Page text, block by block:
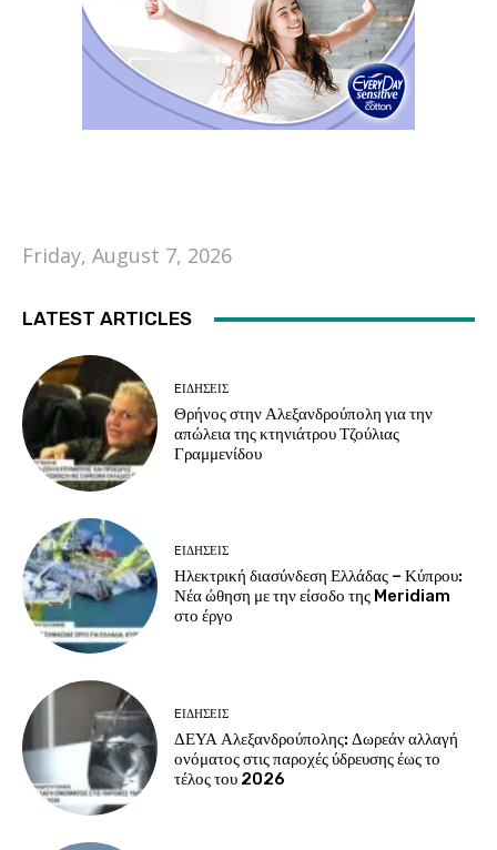
Friday, August 7, 2026
LATEST ARTICLES
EΙΔΗΣΕΙΣ
Θρήνος στην Αλεξανδρούπολη για την
απώλεια της κτηνιάτρου Τζούλιας
Γραμμενίδου
EΙΔΗΣΕΙΣ
Ηλεκτρική διασύνδεση Ελλάδας – Κύπρου:
Νέα ώθηση με την είσοδο της Meridiam
στο έργο
EΙΔΗΣΕΙΣ
ΔΕΥΑ Αλεξανδρούπολης: Δωρεάν αλλαγή
ονόματος στις παροχές ύδρευσης έως το
τέλος του 2026